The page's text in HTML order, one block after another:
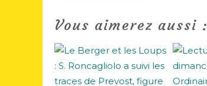
Vous aimerez aussi :